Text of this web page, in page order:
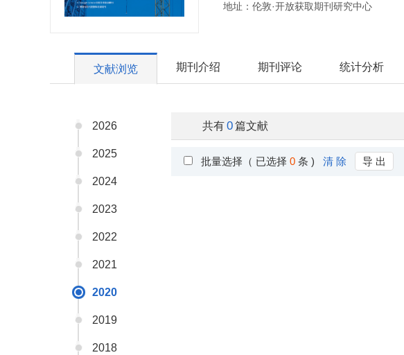
地址：伦敦·开放获取期刊研究中心
文献浏览 期刊介绍 期刊评论 统计分析
2026
2025
2024
2023
2022
2021
2020
2019
2018
共有0篇文献
批量选择（ 已选择 0 条 ) 清 除 导 出